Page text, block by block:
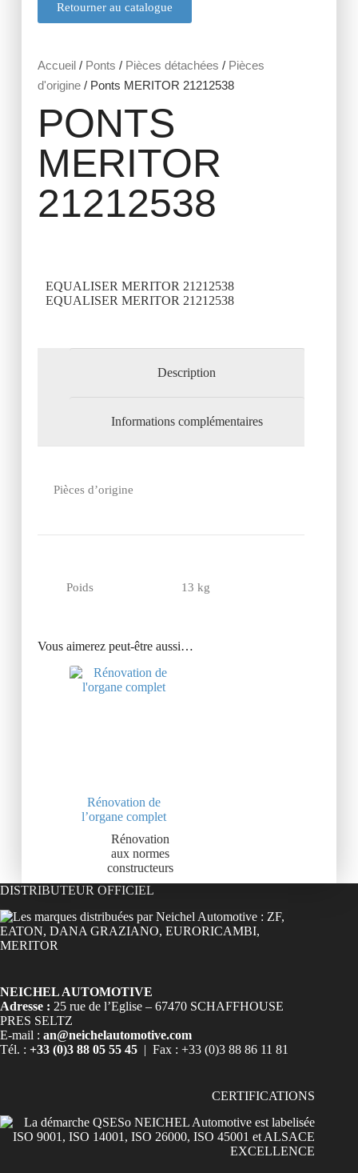
Retourner au catalogue
Accueil/ Ponts / Pièces détachées / Pièces
d'origine/ Ponts MERITOR 21212538
PONTS
MERITOR
21212538
EQUALISER MERITOR 21212538
EQUALISER MERITOR 21212538
Description
Informations complémentaires
Pièces d’origine
Poids 13 kg
Vous aimerez peut-être aussi…
Rénovation de
l’organe complet
Rénovation
aux normes
constructeurs
DISTRIBUTEUR OFFICIEL
NEICHEL AUTOMOTIVE
Adresse : 25 rue de l’Eglise – 67470 SCHAFFHOUSE
PRES SELTZ
E-mail : an@neichelautomotive.com
Tél. : +33 (0)3 88 05 55 45 | Fax : +33 (0)3 88 86 11 81
CERTIFICATIONS